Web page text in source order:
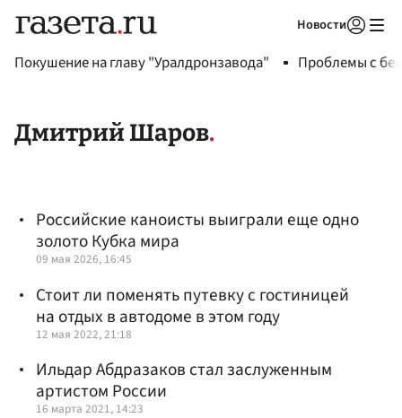
Новости
Покушение на главу "Уралдронзавода" Проблемы с
Дмитрий Шаров
Российские каноисты выиграли еще одно
золото Кубка мира
09 мая 2026, 16:45
Стоит ли поменять путевку с гостиницей
на отдых в автодоме в этом году
12 мая 2022, 21:18
Ильдар Абдразаков стал заслуженным
артистом России
16 марта 2021, 14:23